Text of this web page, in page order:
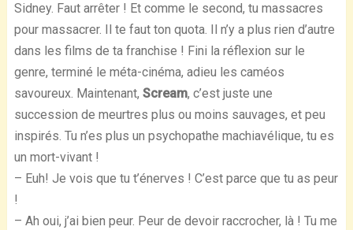
Sidney. Faut arrêter ! Et comme le second, tu massacres
pour massacrer. Il te faut ton quota. Il n’y a plus rien d’autre
dans les films de ta franchise ! Fini la réflexion sur le
genre, terminé le méta-cinéma, adieu les caméos
savoureux. Maintenant, Scream, c’est juste une
succession de meurtres plus ou moins sauvages, et peu
inspirés. Tu n’es plus un psychopathe machiavélique, tu es
un mort-vivant !
– Euh! Je vois que tu t’énerves ! C’est parce que tu as peur
!
– Ah oui, j’ai bien peur. Peur de devoir raccrocher, là ! Tu me